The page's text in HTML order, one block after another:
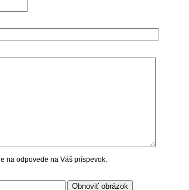
na odpovede na Váš príspevok.